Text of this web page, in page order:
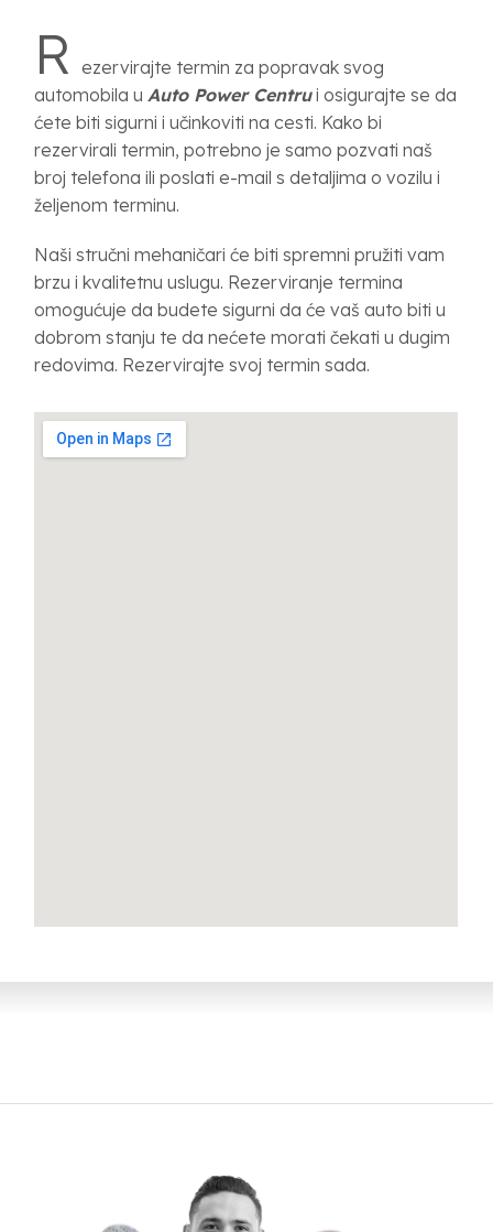
R
ezervirajte termin za popravak svog
automobila uAuto Power Centrui osigurajte se da
ćete biti sigurni i učinkoviti na cesti. Kako bi
rezervirali termin, potrebno je samo pozvati naš
broj telefona ili poslati e-mail s detaljima o vozilu i
željenom terminu.
Naši stručni mehaničari će biti spremni pružiti vam
brzu i kvalitetnu uslugu. Rezerviranje termina
omogućuje da budete sigurni da će vaš auto biti u
dobrom stanju te da nećete morati čekati u dugim
redovima. Rezervirajte svoj termin sada.